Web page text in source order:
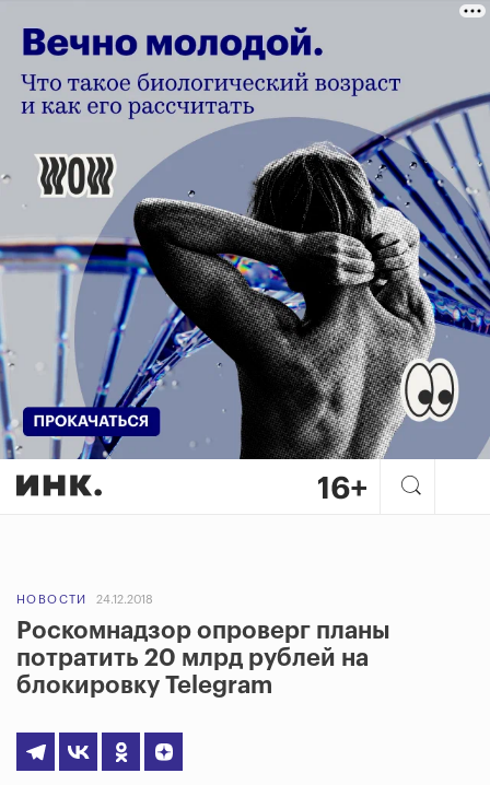
НОВОСТИ 24.12.2018
Роскомнадзор опроверг планы
потратить 20 млрд рублей на
блокировку Telegram